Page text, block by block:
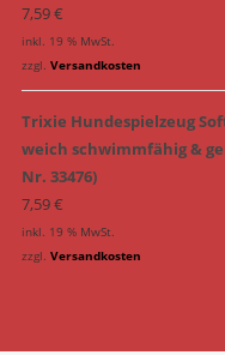
7,59€
inkl. 19 % MwSt.
zzgl. Versandkosten
Trixie Hundespielzeug
weich schwimmfähig &
Nr. 33476)
7,59€
inkl. 19 % MwSt.
zzgl. Versandkosten